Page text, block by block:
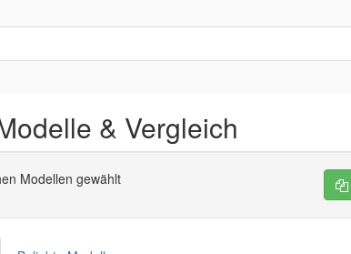
& Vergleich
Modellen gewählt